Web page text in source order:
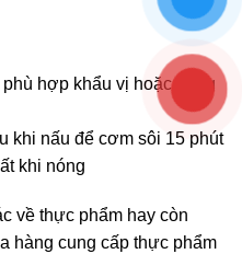
hợp khẩu vị hoặc đong
khi nấu để cơm sôi 15 phút
khi nóng
về thực phẩm hay còn
hàng cung cấp thực phẩm